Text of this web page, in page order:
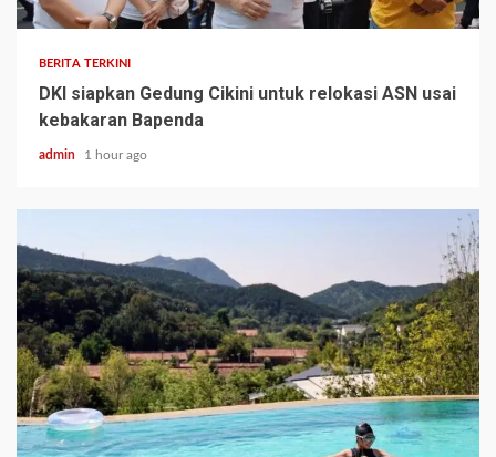
BERITA TERKINI
DKI siapkan Gedung Cikini untuk relokasi ASN usai
kebakaran Bapenda
admin 1 hour ago